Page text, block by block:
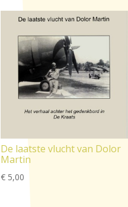
De laatste vlucht van Dolor
Martin
€5,00